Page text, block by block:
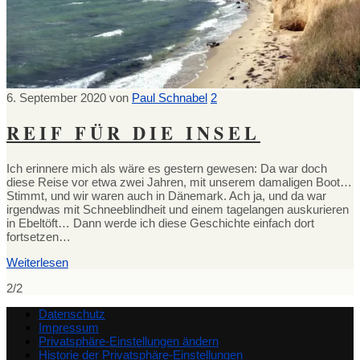
6. September 2020 von Paul Schnabel 2
REIF FÜR DIE INSEL
Ich erinnere mich als wäre es gestern gewesen: Da war doch
diese Reise vor etwa zwei Jahren, mit unserem damaligen Boot…
Stimmt, und wir waren auch in Dänemark. Ach ja, und da war
irgendwas mit Schneeblindheit und einem tagelangen auskurieren
in Ebeltöft… Dann werde ich diese Geschichte einfach dort
fortsetzen…
Weiterlesen
2/2
Datenschutz
Impressum
Privatsphäre-Einstellungen ändern
Historie der Privatsphäre-Einstellungen